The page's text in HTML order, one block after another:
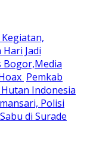
Jadi
Bogor,Media
Pemkab
Indonesia
Polisi
di Surade